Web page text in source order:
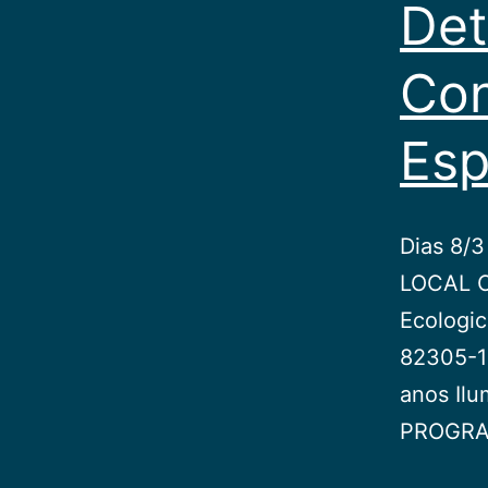
Dias 8/
LOCAL
82305-
anos